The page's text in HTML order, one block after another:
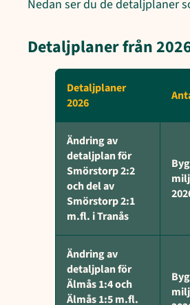
Nedan ser du de detaljplaner
Detaljplaner från
Detaljplaner
2026
Ändring av
detaljplan för
Smörstorp 2:2
och del av
Smörstorp 2:1
m.fl. i Tranås
Ändring av
detaljplan för
Älmås 1:4 och
Älmås 1:5 m.fl.